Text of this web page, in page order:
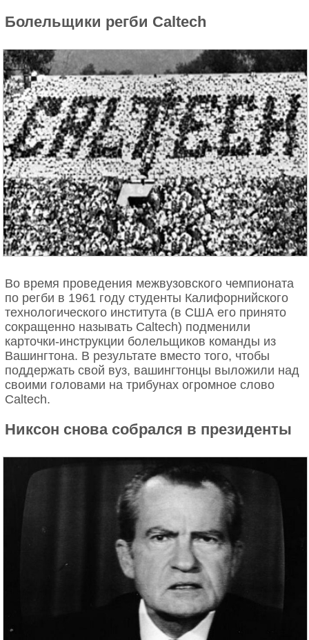
Болельщики регби Caltech
Во время проведения межвузовского чемпионата
по регби в 1961 году студенты Калифорнийского
технологического института (в США его принято
сокращенно называть Caltech) подменили
карточки-инструкции болельщиков команды из
Вашингтона. В результате вместо того, чтобы
поддержать свой вуз, вашингтонцы выложили над
своими головами на трибунах огромное слово
Caltech.
Никсон снова собрался в президенты